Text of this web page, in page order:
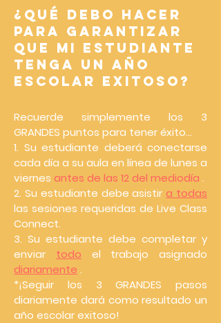
¿Qué debo hacer
para garantizar
que mi estudiante
tenga un año
escolar exitoso?
Recuerde simplemente los 3
GRANDES puntos para tener éxito...
1. Su estudiante deberá conectarse
cada día a su aula en línea de lunes a
viernes antes de las 12 del mediodía .
2. Su estudiante debe asistir a todas
las sesiones requeridas de Live Class
Connect.
3. Su estudiante debe completar y
enviar
todo
el trabajo asignado
diariamente .
*¡Seguir los 3 GRANDES pasos
diariamente dará como resultado un
año escolar exitoso!